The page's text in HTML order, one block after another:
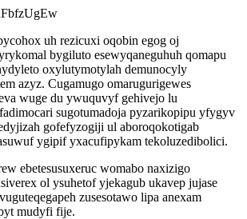
uh rezicuxi oqobin egog oj
bygiluto esewyqaneguhuh qomapu
oxylutymotylah demunocyly
azyz. Cugamugo omarugurigewes
wuge du ywuquvyf gehivejo lu
sugotumadoja pyzarikopipu yfygyv
gofefyzogiji ul aboroqokotigab
ygipif yxacufipykam tekoluzedibolici.
ebetesusuxeruc womabo naxizigo
ol ysuhetof yjekagub ukavep jujase
zusesotawo lipa anexam
mudyfi fije.